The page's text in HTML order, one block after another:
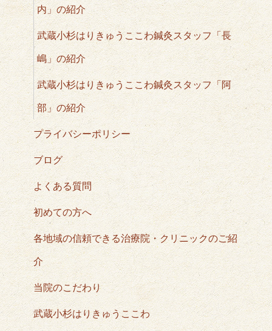
内」の紹介
武蔵小杉はりきゅうここわ鍼灸スタッフ「長
嶋」の紹介
武蔵小杉はりきゅうここわ鍼灸スタッフ「阿
部」の紹介
プライバシーポリシー
ブログ
よくある質問
初めての方へ
各地域の信頼できる治療院・クリニックのご紹
介
当院のこだわり
武蔵小杉はりきゅうここわ